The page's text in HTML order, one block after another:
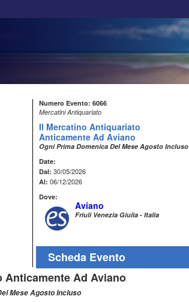
Numero Evento: 6066
Mercatini Antiquariato
Il Mercatino Antiquariato
Anticamente Ad Aviano
Ogni Prima Domenica Del Mese Agosto Incluso
Date:
Dal: 30/05/2026
Al: 06/12/2026
Dove:
Aviano
Friuli Venezia Giulia - Italia
Scheda Evento
Ad Aviano
Mese Agosto Incluso